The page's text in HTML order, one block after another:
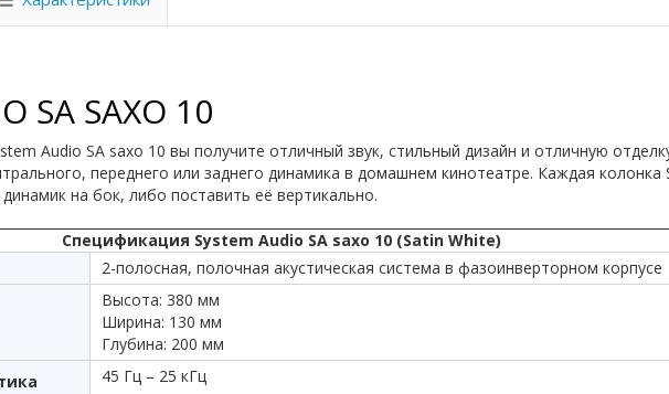
SA SAXO 10
Audio SA saxo 10 вы получите отличный звук, стильный дизайн и отличную
переднего или заднего динамика в домашнем кинотеатре. Каждая
на бок, либо поставить её вертикально.
Спецификация System Audio SA saxo 10 (Satin White)
2-полосная, полочная акустическая система в фазоинверторном корпусе
Высота: 380 мм
Ширина: 130 мм
Глубина: 200 мм
45 Гц – 25 кГц